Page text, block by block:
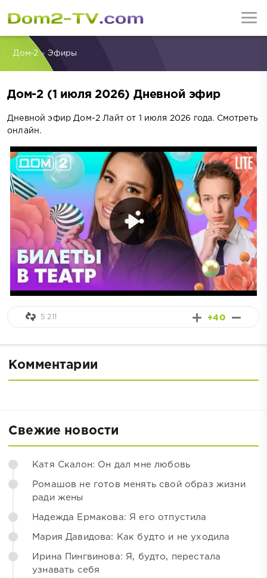
Дом-2» Эфиры
Дом-2 (1 июля 2026) Дневной эфир
Дневной эфир Дом-2 Лайт от 1 июля 2026 года. Смотреть
онлайн.
+40
5 211
Комментарии
Свежие новости
Катя Скалон: Он дал мне любовь
Ромашов не готов менять свой образ жизни
ради жены
Надежда Ермакова: Я его отпустила
Мария Давидова: Как будто и не уходила
Ирина Пингвинова: Я, будто, перестала
узнавать себя